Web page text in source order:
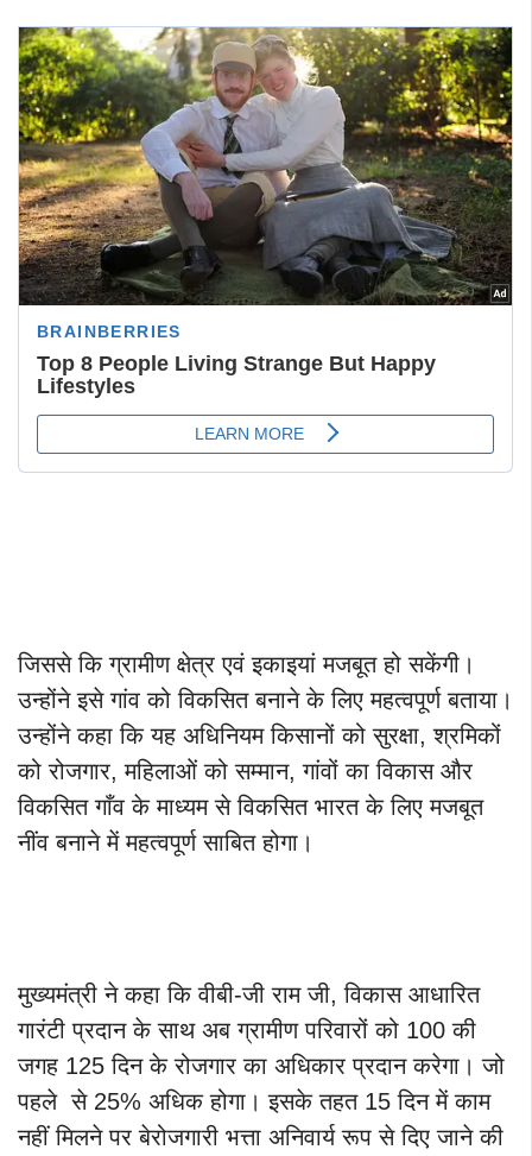
जिससे कि ग्रामीण क्षेत्र एवं इकाइयां मजबूत हो सकेंगी।
उन्होंने इसे गांव को विकसित बनाने के लिए महत्वपूर्ण बताया।
उन्होंने कहा कि यह अधिनियम किसानों को सुरक्षा, श्रमिकों
को रोजगार, महिलाओं को सम्मान, गांवों का विकास और
विकसित गाँव के माध्यम से विकसित भारत के लिए मजबूत
नींव बनाने में महत्वपूर्ण साबित होगा।
मुख्यमंत्री ने कहा कि वीबी-जी राम जी, विकास आधारित
गारंटी प्रदान के साथ अब ग्रामीण परिवारों को 100 की
जगह 125 दिन के रोजगार का अधिकार प्रदान करेगा। जो
पहले से 25% अधिक होगा। इसके तहत 15 दिन में काम
नहीं मिलने पर बेरोजगारी भत्ता अनिवार्य रूप से दिए जाने की